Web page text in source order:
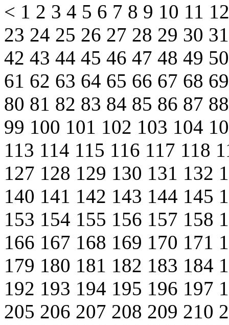
< 1 2 3 4 5 6 7 8 9 10 11
23 24 25 26 27 28 29 30
42 43 44 45 46 47 48 49
61 62 63 64 65 66 67 68
80 81 82 83 84 85 86 87
99 100 101 102 103 104
113 114 115 116 117 118
127 128 129 130 131 132
140 141 142 143 144 145
153 154 155 156 157 158
166 167 168 169 170 171
179 180 181 182 183 184
192 193 194 195 196 197
205 206 207 208 209 210